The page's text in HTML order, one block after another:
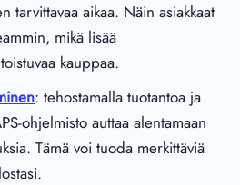
tarvittavaa aikaa. Näin asiakkaat
mikä lisää
kauppaa.
: tehostamalla tuotantoa ja
ohjelmisto auttaa alentamaan
Tämä voi tuoda merkittäviä